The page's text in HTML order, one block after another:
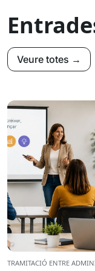
Veure totes →
TRAMITACIÓ ENTRE